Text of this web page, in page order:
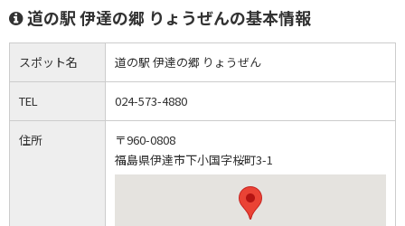
道の駅 伊達の郷 りょうぜんの基本情報
スポット名 道の駅 伊達の郷 りょうぜん
TEL 024-573-4880
住所
〒960-0808
福島県伊達市下小国字桜町3-1